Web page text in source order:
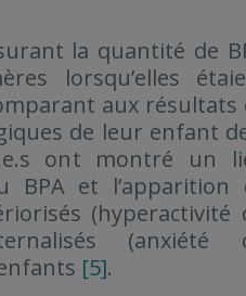
la quantité de
lorsqu’elles
aux résultats
de leur enfant
ont montré un
BPA et l’apparition
(hyperactivité
(anxiété
[5].